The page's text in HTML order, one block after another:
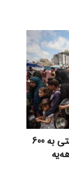
ئۆنڕوا: غەززە ڕۆژانە پێویستی بە 600